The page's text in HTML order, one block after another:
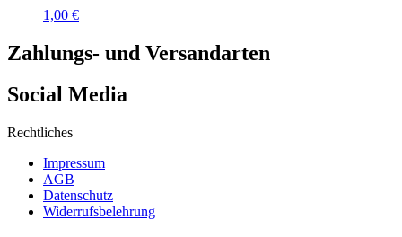
1,00 €
Zahlungs- und Versandarten
Social Media
Rechtliches
Impressum
AGB
Datenschutz
Widerrufsbelehrung